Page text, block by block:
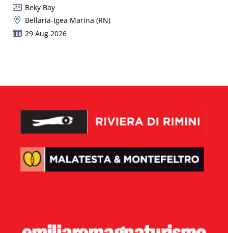
Beky Bay
Bellaria-Igea Marina (RN)
29 Aug 2026